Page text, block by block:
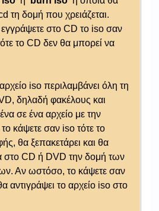
τη δομή που χρειάζεται.
στο CD το iso σαν
το CD δεν θα μπορεί να
iso περιλαμβάνει όλη τη
δηλαδή φακέλους και
σε ένα αρχείο με την
κάψετε σαν iso τότε το
θα ξεπακετάρει και θα
στο CD ή DVD την δομή των
Αν ωστόσο, το κάψετε σαν
αντιγράψει το αρχείο iso στο